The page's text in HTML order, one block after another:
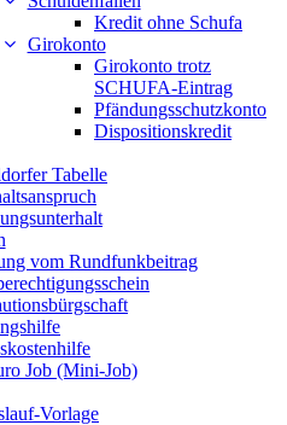
Kredit ohne Schufa
Girokonto
Girokonto trotz
SCHUFA-Eintrag
Pfändungsschutzkonto
Dispositionskredit
Tabelle
vom Rundfunkbeitrag
Job (Mini-Job)
Vorlage